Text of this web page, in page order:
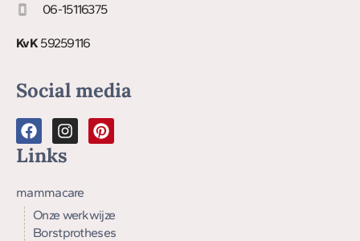
06-15116375
KvK59259116
Social media
Links
mammacare
Onze werkwijze
Borstprotheses